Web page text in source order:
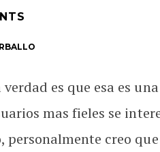
verdad es que esa es
mas fieles se
personalmente creo